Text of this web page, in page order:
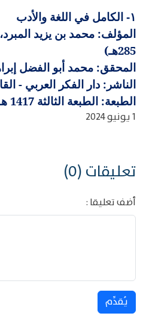
١-
الكامل في اللغة والأدب
المؤلف: محمد بن يزيد
285هـ)
المحقق: محمد أبو الفضل
الناشر: دار الفكر العربي -
الطبعة: الطبعة الثالثة 1417 هـ - 1997 م
1 يونيو 2024
تعليقات (0)
أضف تعليقا :
يُقدِّم